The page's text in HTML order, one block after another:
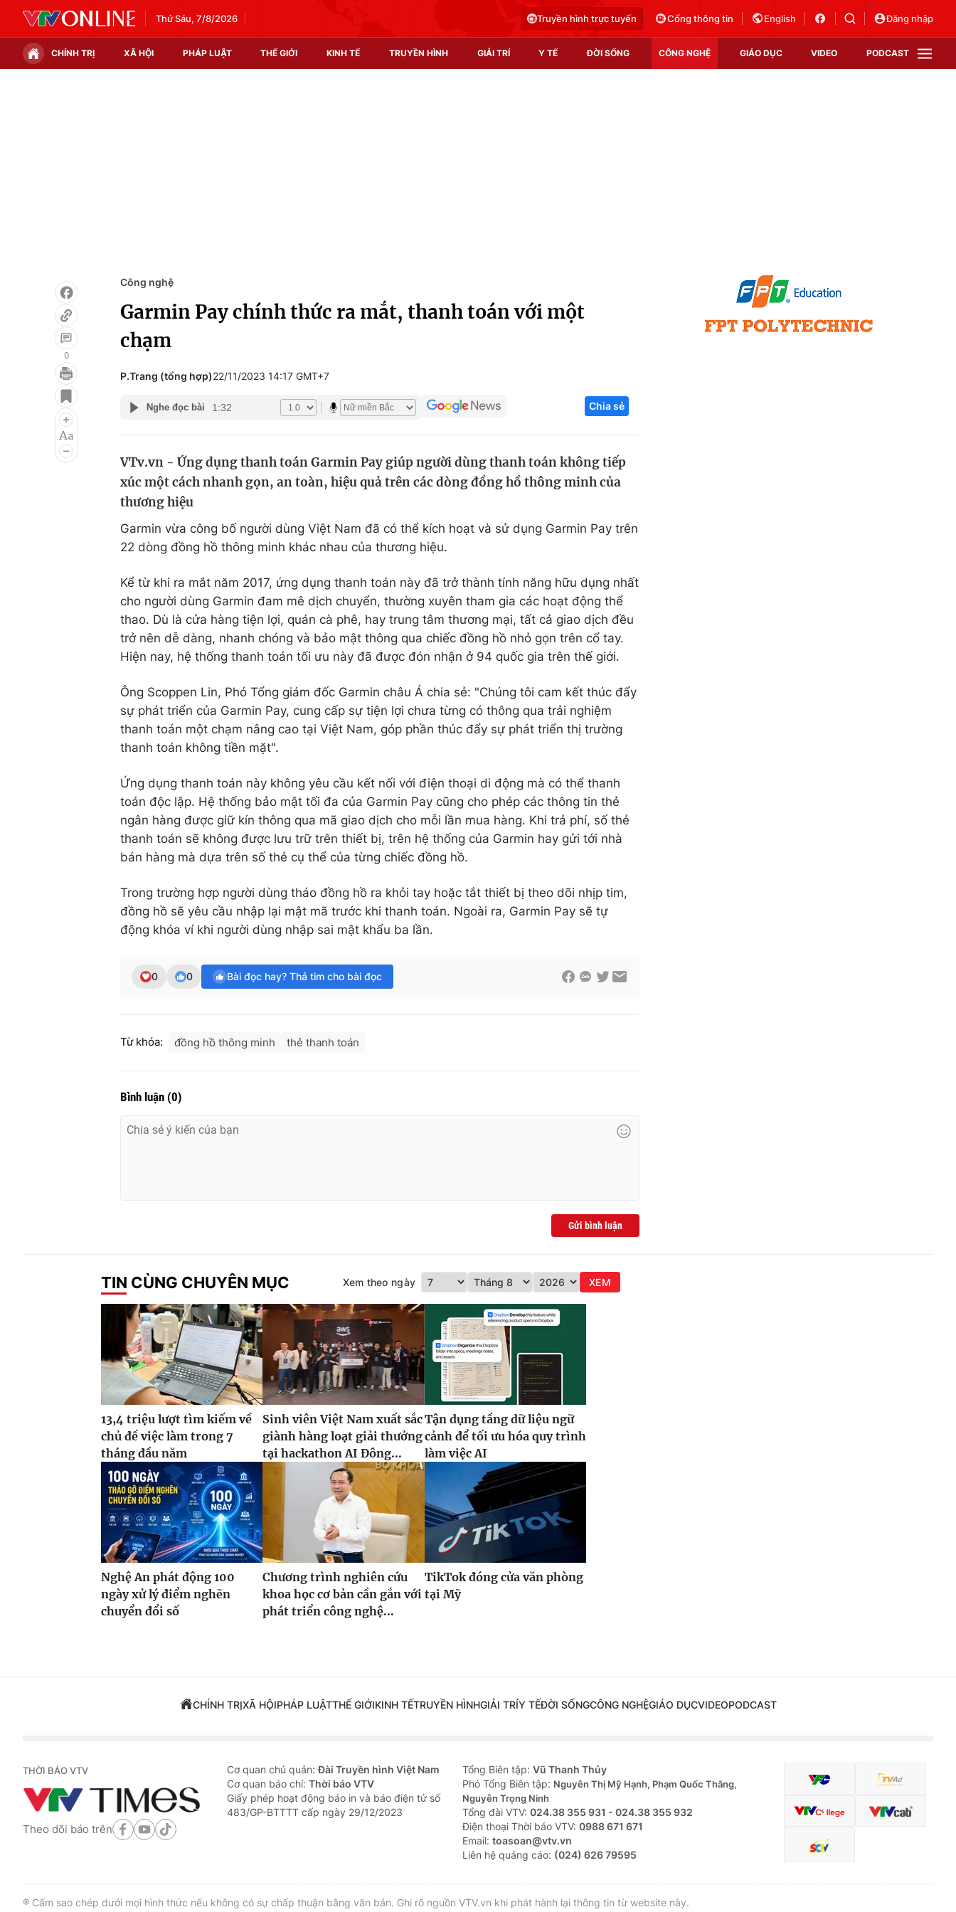
Thứ Sáu, 7/8/2026 Truyền hình trực tuyến Cổng thông tin English Đăng nhập
CHÍNH TRỊ XÃ HỘI PHÁP LUẬT THẾ GIỚI KINH TẾ TRUYỀN HÌNH GIẢI TRÍ Y TẾ ĐỜI SỐNG CÔNG NGHỆ GIÁO DỤC VIDEO PODCAST
Infographic
Điện ảnh
Âm nhạc
Du lịch
Chất lượng cuộc sống
Tuyển sinh
Hitech Công nghệ tương lai
Thị trường
Giao lưu trực tuyến
0
Công nghệ
Garmin Pay chính thức ra mắt, thanh toán với một
chạm
P.Trang (tổng hợp)22/11/2023 14:17 GMT+7
Nghe đọc bài 1:32 Chia sẻ
VTv.vn - Ứng dụng thanh toán Garmin Pay giúp người dùng thanh toán không tiếp
xúc một cách nhanh gọn, an toàn, hiệu quả trên các dòng đồng hồ thông minh của
thương hiệu
Garmin vừa công bố người dùng Việt Nam đã có thể kích hoạt và sử dụng Garmin Pay trên
22 dòng đồng hồ thông minh khác nhau của thương hiệu.
Kể từ khi ra mắt năm 2017, ứng dụng thanh toán này đã trở thành tính năng hữu dụng nhất
cho người dùng Garmin đam mê dịch chuyển, thường xuyên tham gia các hoạt động thể
thao. Dù là cửa hàng tiện lợi, quán cà phê, hay trung tâm thương mại, tất cả giao dịch đều
trở nên dễ dàng, nhanh chóng và bảo mật thông qua chiếc đồng hồ nhỏ gọn trên cổ tay.
Hiện nay, hệ thống thanh toán tối ưu này đã được đón nhận ở 94 quốc gia trên thế giới.
Ông Scoppen Lin, Phó Tổng giám đốc Garmin châu Á chia sẻ: "Chúng tôi cam kết thúc đẩy
sự phát triển của Garmin Pay, cung cấp sự tiện lợi chưa từng có thông qua trải nghiệm
thanh toán một chạm nâng cao tại Việt Nam, góp phần thúc đẩy sự phát triển thị trường
thanh toán không tiền mặt".
Ứng dụng thanh toán này không yêu cầu kết nối với điện thoại di động mà có thể thanh
toán độc lập. Hệ thống bảo mật tối đa của Garmin Pay cũng cho phép các thông tin thẻ
ngân hàng được giữ kín thông qua mã giao dịch cho mỗi lần mua hàng. Khi trả phí, số thẻ
thanh toán sẽ không được lưu trữ trên thiết bị, trên hệ thống của Garmin hay gửi tới nhà
bán hàng mà dựa trên số thẻ cụ thể của từng chiếc đồng hồ.
Trong trường hợp người dùng tháo đồng hồ ra khỏi tay hoặc tắt thiết bị theo dõi nhịp tim,
đồng hồ sẽ yêu cầu nhập lại mật mã trước khi thanh toán. Ngoài ra, Garmin Pay sẽ tự
động khóa ví khi người dùng nhập sai mật khẩu ba lần.
0 0 Bài đọc hay? Thả tim cho bài đọc
Từ khóa: đồng hồ thông minh thẻ thanh toán
Bình luận (0)
Gửi bình luận
TIN CÙNG CHUYÊN MỤC Xem theo ngày XEM
13,4 triệu lượt tìm kiếm về
chủ đề việc làm trong 7
tháng đầu năm
Sinh viên Việt Nam xuất sắc
giành hàng loạt giải thưởng
tại hackathon AI Đông...
Tận dụng tầng dữ liệu ngữ
cảnh để tối ưu hóa quy trình
làm việc AI
Nghệ An phát động 100
ngày xử lý điểm nghẽn
chuyển đổi số
Chương trình nghiên cứu
khoa học cơ bản cần gắn với
phát triển công nghệ...
TikTok đóng cửa văn phòng
tại Mỹ
CHÍNH TRỊXÃ HỘIPHÁP LUẬTTHẾ GIỚIKINH TẾTRUYỀN HÌNHGIẢI TRÍY TẾĐỜI SỐNGCÔNG NGHỆGIÁO DỤCVIDEOPODCAST
THỜI BÁO VTV
Theo dõi báo trên
Cơ quan chủ quản:Đài Truyền hình Việt Nam
Cơ quan báo chí: Thời báo VTV
Giấy phép hoạt động báo in và báo điện tử số
483/GP-BTTTT cấp ngày 29/12/2023
Tổng Biên tập: Vũ Thanh Thủy
Phó Tổng Biên tập: Nguyễn Thị Mỹ Hạnh, Phạm Quốc Thắng,
Nguyễn Trọng Ninh
Tổng đài VTV: 024.38 355 931 - 024.38 355 932
Ðiện thoại Thời báo VTV: 0988 671 671
Email: toasoan@vtv.vn
Liên hệ quảng cáo: (024) 626 79595
® Cấm sao chép dưới mọi hình thức nếu không có sự chấp thuận bằng văn bản. Ghi rõ nguồn VTV.vn khi phát hành lại thông tin từ website này.